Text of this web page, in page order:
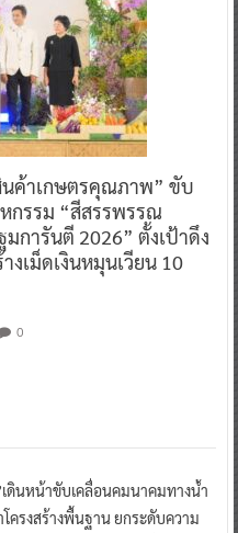
ค้าเกษตรคุณภาพ” ขับ
กรรม “สีสรรพรรณ
การันตี 2026” ตั้งเป้าดึง
งเม็ดเงินหมุนเวียน 10
0
เดินหน้าขับเคลื่อนคมนาคมทางน้ำ
รงสร้างพื้นฐาน ยกระดับความ